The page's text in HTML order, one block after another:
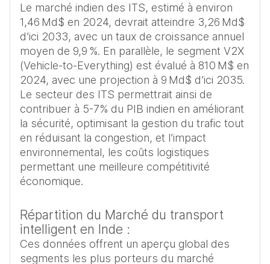
Le marché indien des ITS, estimé à environ
1,46 Md$ en 2024, devrait atteindre 3,26 Md$
d’ici 2033, avec un taux de croissance annuel
moyen de 9,9 %. En parallèle, le segment V2X
(Vehicle‑to‑Everything) est évalué à 810 M$ en
2024, avec une projection à 9 Md$ d’ici 2035.
Le secteur des ITS permettrait ainsi de
contribuer à 5-7% du PIB indien en améliorant
la sécurité, optimisant la gestion du trafic tout
en réduisant la congestion, et l’impact
environnemental, les coûts logistiques
permettant une meilleure compétitivité
Répartition du Marché du transport
intelligent en Inde :
Ces données offrent un aperçu global des
segments les plus porteurs du marché